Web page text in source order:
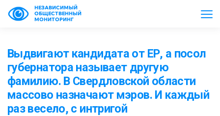
НЕЗАВИСИМЫЙ
ОБЩЕСТВЕННЫЙ
МОНИТОРИНГ
Выдвигают кандидата от ЕР, а посол
губернатора называет другую
фамилию. В Свердловской области
массово назначают мэров. И каждый
раз весело, с интригой